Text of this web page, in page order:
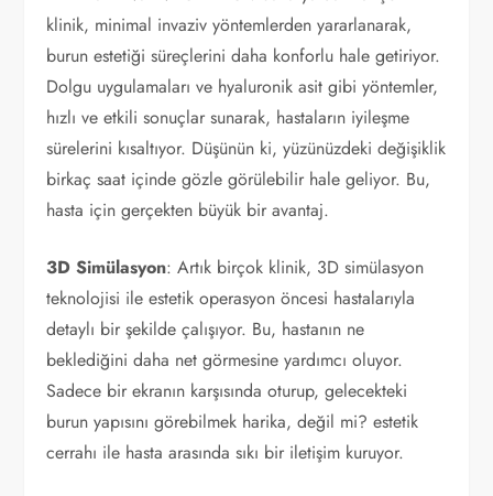
klinik, minimal invaziv yöntemlerden yararlanarak,
burun estetiği süreçlerini daha konforlu hale getiriyor.
Dolgu uygulamaları ve hyaluronik asit gibi yöntemler,
hızlı ve etkili sonuçlar sunarak, hastaların iyileşme
sürelerini kısaltıyor. Düşünün ki, yüzünüzdeki değişiklik
birkaç saat içinde gözle görülebilir hale geliyor. Bu,
hasta için gerçekten büyük bir avantaj.
3D Simülasyon: Artık birçok klinik, 3D simülasyon
teknolojisi ile estetik operasyon öncesi hastalarıyla
detaylı bir şekilde çalışıyor. Bu, hastanın ne
beklediğini daha net görmesine yardımcı oluyor.
Sadece bir ekranın karşısında oturup, gelecekteki
burun yapısını görebilmek harika, değil mi? estetik
cerrahı ile hasta arasında sıkı bir iletişim kuruyor.